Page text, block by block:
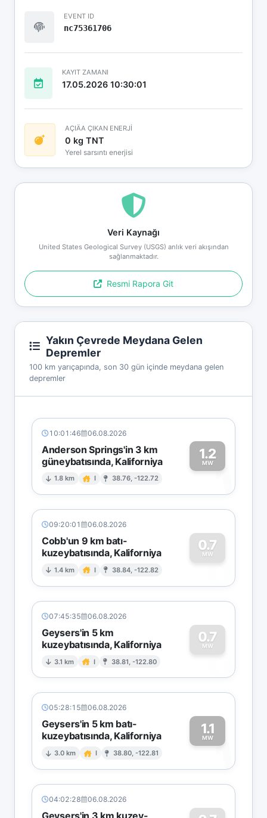
EVENT ID
nc75361706
KAYIT ZAMANI
17.05.2026 10:30:01
AÇIÄA ÇIKAN ENERJİ
0 kg TNT
Yerel sarsıntı enerjisi
Veri Kaynağı
United States Geological Survey (USGS) anlık veri akışından
sağlanmaktadır.
Resmi Rapora Git
Yakın Çevrede Meydana Gelen
Depremler
100 km yarıçapında, son 30 gün içinde meydana gelen
depremler
10:01:46 06.08.2026
Anderson Springs'in 3 km
güneybatısında, Kaliforniya
1.8 km I 38.76, -122.72
1.2
MW1
09:20:01 06.08.2026
Cobb'un 9 km batı-
kuzeybatısında, Kaliforniya
1.4 km I 38.84, -122.82
0.7
MW
0
07:45:35 06.08.2026
Geysers'in 5 km
kuzeybatısında, Kaliforniya
3.1 km I 38.81, -122.80
0.7
MW
0
05:28:15 06.08.2026
Geysers'in 5 km batı-
kuzeybatısında, Kaliforniya
3.0 km I 38.80, -122.81
1.1
MW1
04:02:28 06.08.2026
Geysers'in 3 km kuzey-